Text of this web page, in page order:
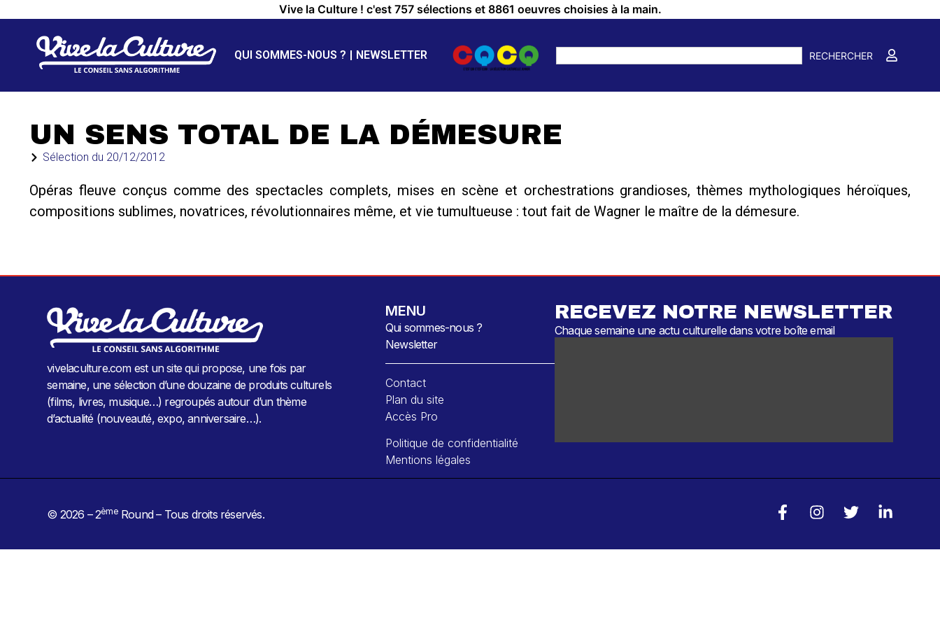
Vive la Culture ! c'est 757 sélections et 8861 oeuvres choisies à la main.
QUI SOMMES-NOUS ? NEWSLETTER RECHERCHER
UN SENS TOTAL DE LA DÉMESURE
Sélection du 20/12/2012
Opéras fleuve conçus comme des spectacles complets, mises en scène et orchestrations grandioses, thèmes mythologiques héroïques,
compositions sublimes, novatrices, révolutionnaires même, et vie tumultueuse : tout fait de Wagner le maître de la démesure.
vivelaculture.com est un site qui propose, une fois par
semaine, une sélection d’une douzaine de produits culturels
(films, livres, musique…) regroupés autour d’un thème
d’actualité (nouveauté, expo, anniversaire…).
MENU
Qui sommes-nous ?
Newsletter
Contact
Plan du site
Accès Pro
Politique de confidentialité
Mentions légales
RECEVEZ NOTRE NEWSLETTER
Chaque semaine une actu culturelle dans votre boîte email
© 2026 – 2èmeRound – Tous droits réservés.